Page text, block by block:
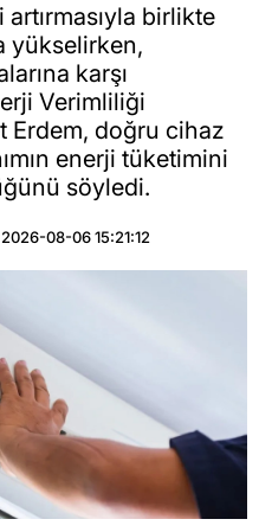
artırmasıyla birlikte
yükselirken,
karşı
Verimliliği
Erdem, doğru cihaz
enerji tüketimini
söyledi.
2026-08-06 15:21:12